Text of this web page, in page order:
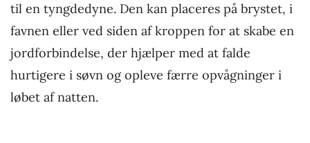
til en tyngdedyne. Den kan placeres på brystet, i
favnen eller ved siden af kroppen for at skabe en
jordforbindelse, der hjælper med at falde
hurtigere i søvn og opleve færre opvågninger i
løbet af natten.